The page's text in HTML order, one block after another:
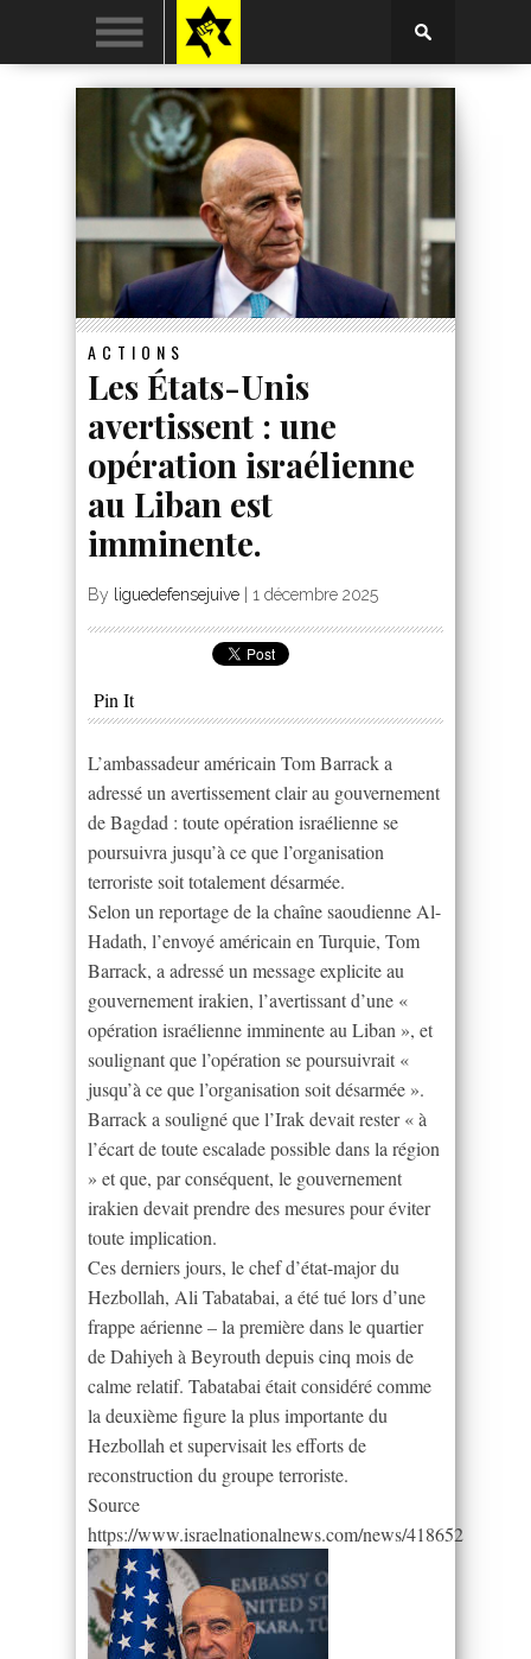
ACTIONS
Les États-Unis
avertissent : une
opération israélienne
au Liban est
imminente.
By liguedefensejuive 1 décembre 2025
Pin It
L’ambassadeur américain Tom Barrack a
adressé un avertissement clair au gouvernement
de Bagdad : toute opération israélienne se
poursuivra jusqu’à ce que l’organisation
terroriste soit totalement désarmée.
Selon un reportage de la chaîne saoudienne Al-
Hadath, l’envoyé américain en Turquie, Tom
Barrack, a adressé un message explicite au
gouvernement irakien, l’avertissant d’une «
opération israélienne imminente au Liban », et
soulignant que l’opération se poursuivrait «
jusqu’à ce que l’organisation soit désarmée ».
Barrack a souligné que l’Irak devait rester « à
l’écart de toute escalade possible dans la région
» et que, par conséquent, le gouvernement
irakien devait prendre des mesures pour éviter
toute implication.
Ces derniers jours, le chef d’état-major du
Hezbollah, Ali Tabatabai, a été tué lors d’une
frappe aérienne – la première dans le quartier
de Dahiyeh à Beyrouth depuis cinq mois de
calme relatif. Tabatabai était considéré comme
la deuxième figure la plus importante du
Hezbollah et supervisait les efforts de
reconstruction du groupe terroriste.
Source
https://www.israelnationalnews.com/news/418652